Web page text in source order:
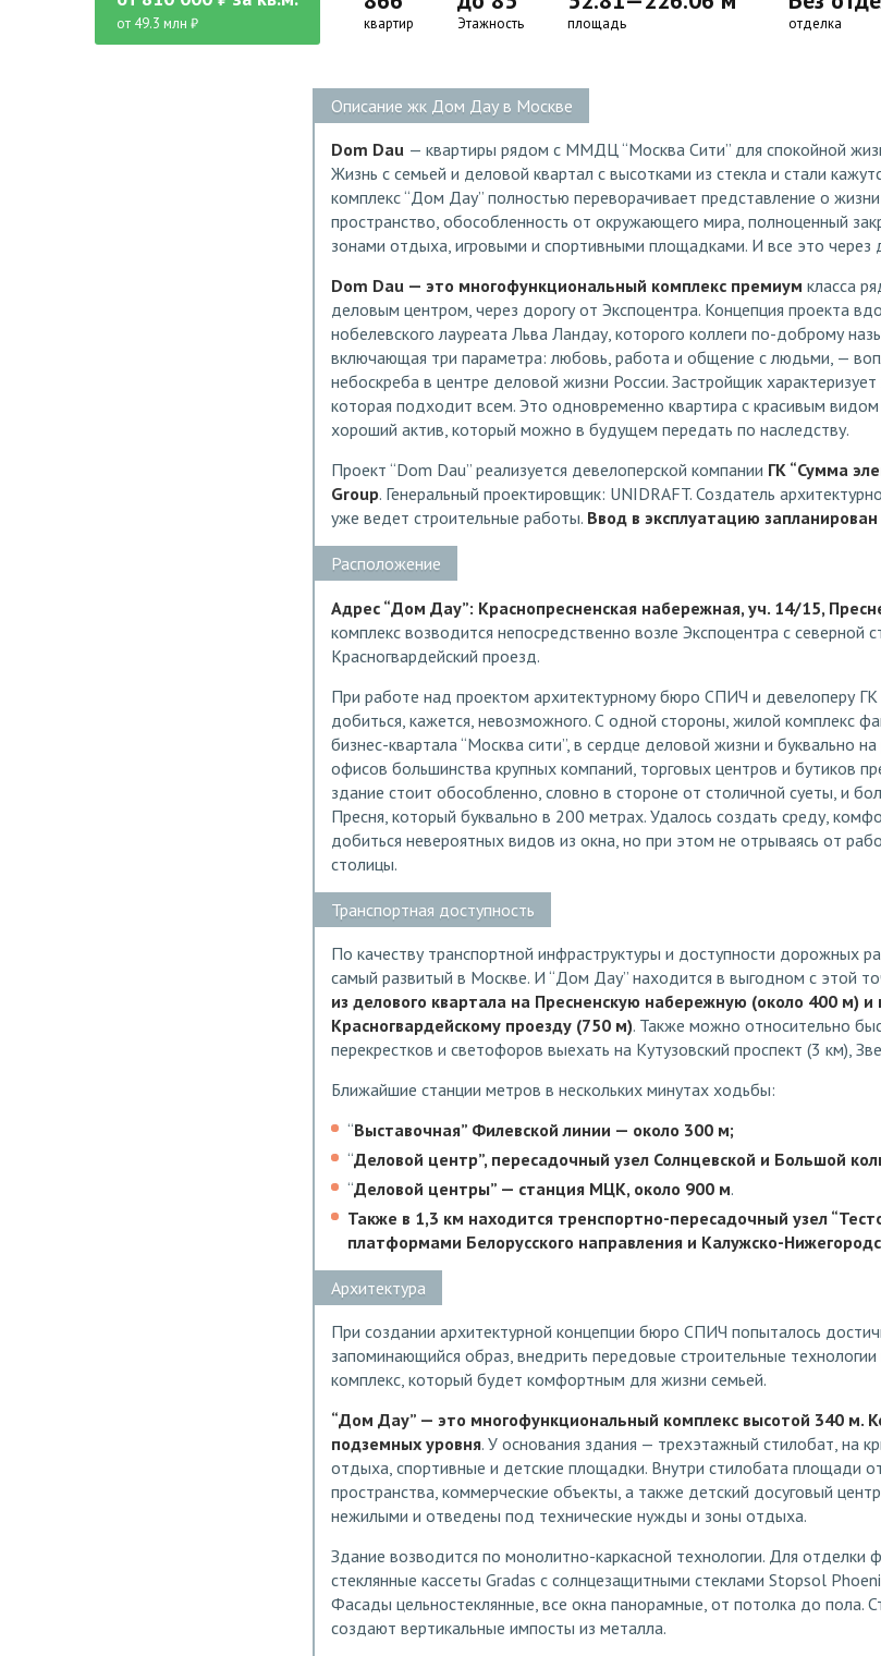
от 49.3 млн ₽ квартир Этажность площадь отделка
Описание жк Дом Дау в Москве
Dom Dau — квартиры рядом с ММДЦ “Москва Сити” для спокойной
Жизнь с семьей и деловой квартал с высотками из стекла и стали
комплекс “Дом Дау” полностью переворачивает представление о
пространство, обособленность от окружающего мира, полноценный
зонами отдыха, игровыми и спортивными площадками. И все это
Dom Dau — это многофункциональный комплекс премиум класса
деловым центром, через дорогу от Экспоцентра. Концепция проекта
нобелевского лауреата Льва Ландау, которого коллеги по-доброму
включающая три параметра: любовь, работа и общение с людьми, —
небоскреба в центре деловой жизни России. Застройщик
которая подходит всем. Это одновременно квартира с красивым
хороший актив, который можно в будущем передать по наследству.
Проект “Dom Dau” реализуется девелоперской компании ГК “Сумма
Group. Генеральный проектировщик: UNIDRAFT. Создатель
уже ведет строительные работы. Ввод в эксплуатацию
Расположение
Адрес “Дом Дау”: Краснопресненская набережная, уч. 14/15,
комплекс возводится непосредственно возле Экспоцентра с
Красногвардейский проезд.
При работе над проектом архитектурному бюро СПИЧ и девелоперу ГК
добиться, кажется, невозможного. С одной стороны, жилой комплекс
бизнес-квартала “Москва сити”, в сердце деловой жизни и буквально
офисов большинства крупных компаний, торговых центров и бутиков
здание стоит обособленно, словно в стороне от столичной суеты, и
Пресня, который буквально в 200 метрах. Удалось создать среду,
добиться невероятных видов из окна, но при этом не отрываясь от
столицы.
Транспортная доступность
По качеству транспортной инфраструктуры и доступности дорожных
самый развитый в Москве. И “Дом Дау” находится в выгодном с этой
из делового квартала на Пресненскую набережную (около 400 м)
Красногвардейскому проезду (750 м). Также можно относительно
перекрестков и светофоров выехать на Кутузовский проспект (3 км),
Ближайшие станции метров в нескольких минутах ходьбы:
“Выставочная” Филевской линии — около 300 м;
“Деловой центр”, пересадочный узел Солнцевской и Большой
“Деловой центры” — станция МЦК, около 900 м.
Также в 1,3 км находится тренспортно-пересадочный узел
платформами Белорусского направления и Калужско-
Архитектура
При создании архитектурной концепции бюро СПИЧ попыталось
запоминающийся образ, внедрить передовые строительные
комплекс, который будет комфортным для жизни семьей.
“Дом Дау” — это многофункциональный комплекс высотой 340 м.
подземных уровня. У основания здания — трехэтажный стилобат, на
отдыха, спортивные и детские площадки. Внутри стилобата площади
пространства, коммерческие объекты, а также детский досуговый
нежилыми и отведены под технические нужды и зоны отдыха.
Здание возводится по монолитно-каркасной технологии. Для отделки
стеклянные кассеты Gradas с солнцезащитными стеклами Stopsol
Фасады цельностеклянные, все окна панорамные, от потолка до пола.
создают вертикальные импосты из металла.